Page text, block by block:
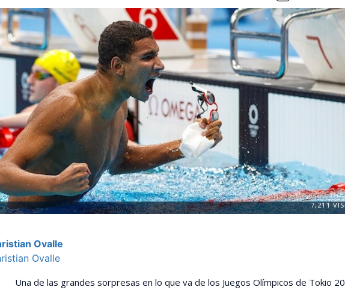
7,211
Ovalle
Ovalle
Una de las grandes sorpresas en lo que va de los Juegos Olímpicos de Tokio